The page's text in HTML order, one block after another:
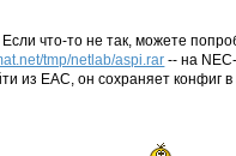
что-то не так, можете
tmp/netlab/aspi.rar -- на
из EAC, он сохраняет конфиг